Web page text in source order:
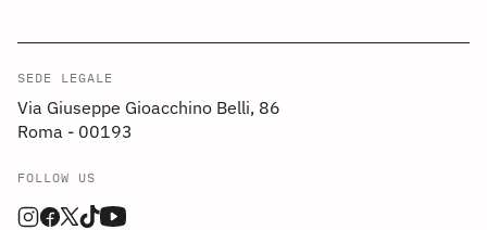
SEDE LEGALE
Via Giuseppe Gioacchino Belli, 86
Roma - 00193
FOLLOW US